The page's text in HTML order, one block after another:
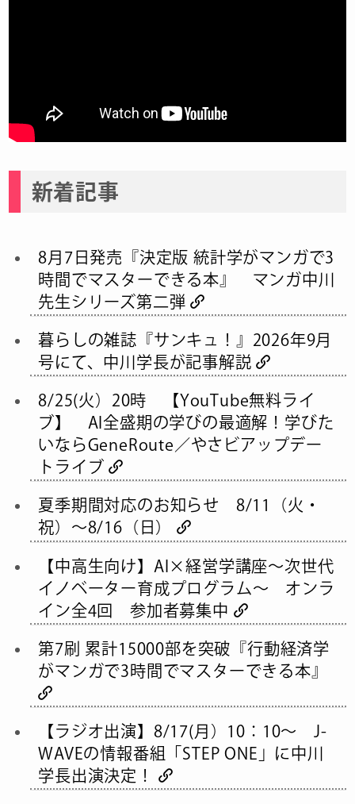
新着記事
8月7日発売『決定版 統計学がマンガで3
時間でマスターできる本』 マンガ中川
先生シリーズ第二弾
暮らしの雑誌『サンキュ！』2026年9月
号にて、中川学長が記事解説
8/25(火）20時 【YouTube無料ライ
ブ】 AI全盛期の学びの最適解！学びた
いならGeneRoute／やさビアップデー
トライブ
夏季期間対応のお知らせ 8/11（火・
祝）～8/16（日）
【中高生向け】AI×経営学講座～次世代
イノベーター育成プログラム～ オンラ
イン全4回 参加者募集中
第7刷 累計15000部を突破『行動経済学
がマンガで3時間でマスターできる本』
【ラジオ出演】8/17(月）10：10～ J-
WAVEの情報番組「STEP ONE」に中川
学長出演決定！